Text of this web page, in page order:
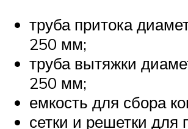
труба притока
250 мм;
труба вытяжки
250 мм;
емкость для сбора
сетки и решетки для